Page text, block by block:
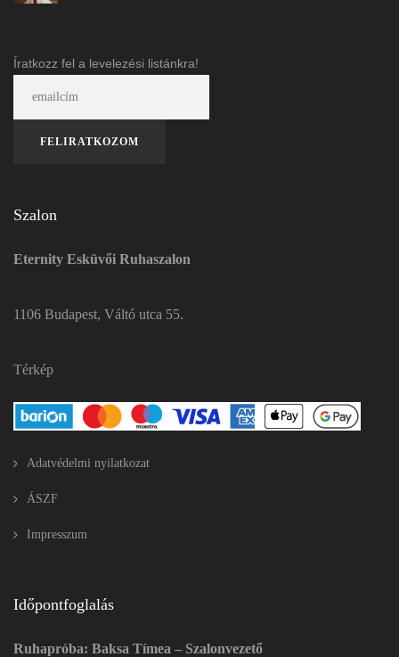
Íratkozz fel a levelezési listánkra!
Szalon
Eternity Esküvői Ruhaszalon
1106 Budapest, Váltó utca 55.
Térkép
Adatvédelmi nyilatkozat
ÁSZF
Impresszum
Időpontfoglalás
Ruhapróba: Baksa Tímea – Szalonvezető